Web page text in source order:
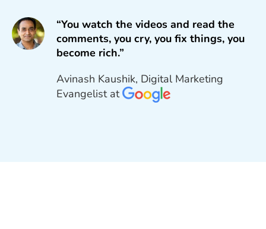
“You watch the videos and read the
comments, you cry, you fix things, you
become rich.”
Avinash Kaushik, Digital Marketing
Evangelist at